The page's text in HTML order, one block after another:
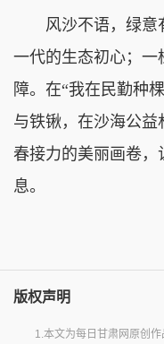
风沙不语，绿意
一代的生态初心；一
障。在“我在民勤种
与铁锹，在沙海公
春接力的美丽画卷，
息。
版权声明
1.本文为每日甘肃网原创作